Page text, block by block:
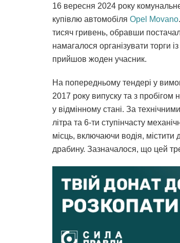
16 вересня 2024 року
купівлю автомобіля Opel Movano
тисяч гривень, обравши
намагалося організувати торги
прийшов жоден учасник.
На попередньому тендері у
2017 року випуску та з
у відмінному стані. За
літра та 6-ти ступінчасту
місць, включаючи водія, містити
драбину. Зазначалося, що цей